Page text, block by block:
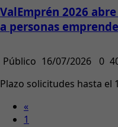
ValEmprén 2026
a personas
Público 16/07/2026 0
Plazo solicitudes hasta el
«
1